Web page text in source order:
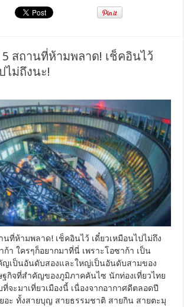
5 สถานที่ห้ามพลาด! เช็คอินไว้
ไม่ถึงนะ!
!
น
นที่ห้ามพลาด! เช็คอินไว้ เดี๋ยวเหมือนไปไม่ถึง
ใครๆก็อยากมาที่นี่ เพราะโอซาก้า เป็น
ญเป็นอันดับสองและใหญ่เป็นอันดับสามของ
ฐกิจที่สำคัญของภูมิภาคคันไซ นักท่องเที่ยวไทย
จะมาเที่ยวเมืองนี้ เนื่องจากอากาศดีตลอดปี
อะ ทั้งสายบุญ สายธรรมชาติ สายกิน สายตะมุ